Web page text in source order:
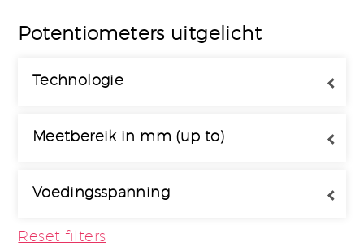
Potentiometers uitgelicht
Technologie
Magnetic
Meetbereik in mm (up to)
Voedingsspanning
Reset filters